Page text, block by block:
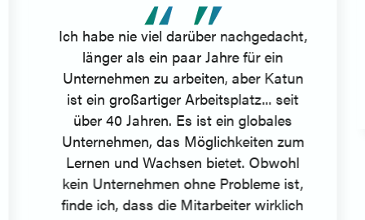
Ich habe nie viel darüber nachgedacht,
länger als ein paar Jahre für ein
Unternehmen zu arbeiten, aber Katun
ist ein großartiger Arbeitsplatz... seit
über 40 Jahren. Es ist ein globales
Unternehmen, das Möglichkeiten zum
Lernen und Wachsen bietet. Obwohl
kein Unternehmen ohne Probleme ist,
finde ich, dass die Mitarbeiter wirklich